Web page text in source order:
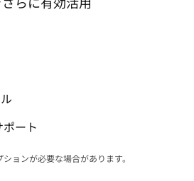
ート
ョンが必要な場合があります。